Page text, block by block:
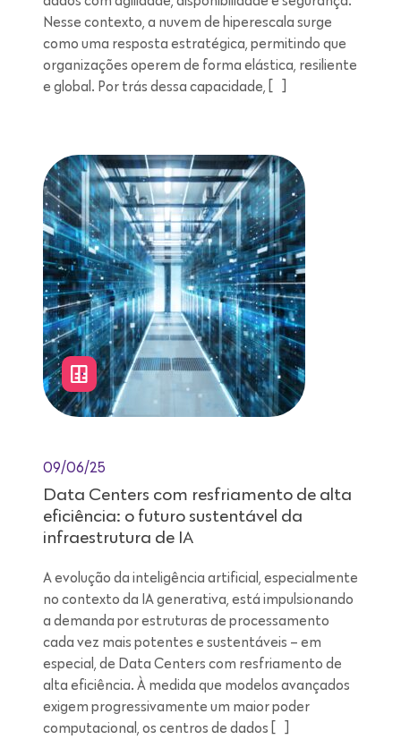
Nesse contexto, a nuvem de hiperescala surge
como uma resposta estratégica, permitindo que
organizações operem de forma elástica, resiliente
e global. Por trás dessa capacidade, […]
09/06/25
Data Centers com resfriamento de alta
eficiência: o futuro sustentável da
infraestrutura de IA
A evolução da inteligência artificial, especialmente
no contexto da IA generativa, está impulsionando
a demanda por estruturas de processamento
cada vez mais potentes e sustentáveis – em
especial, de Data Centers com resfriamento de
alta eficiência. À medida que modelos avançados
exigem progressivamente um maior poder
computacional, os centros de dados […]